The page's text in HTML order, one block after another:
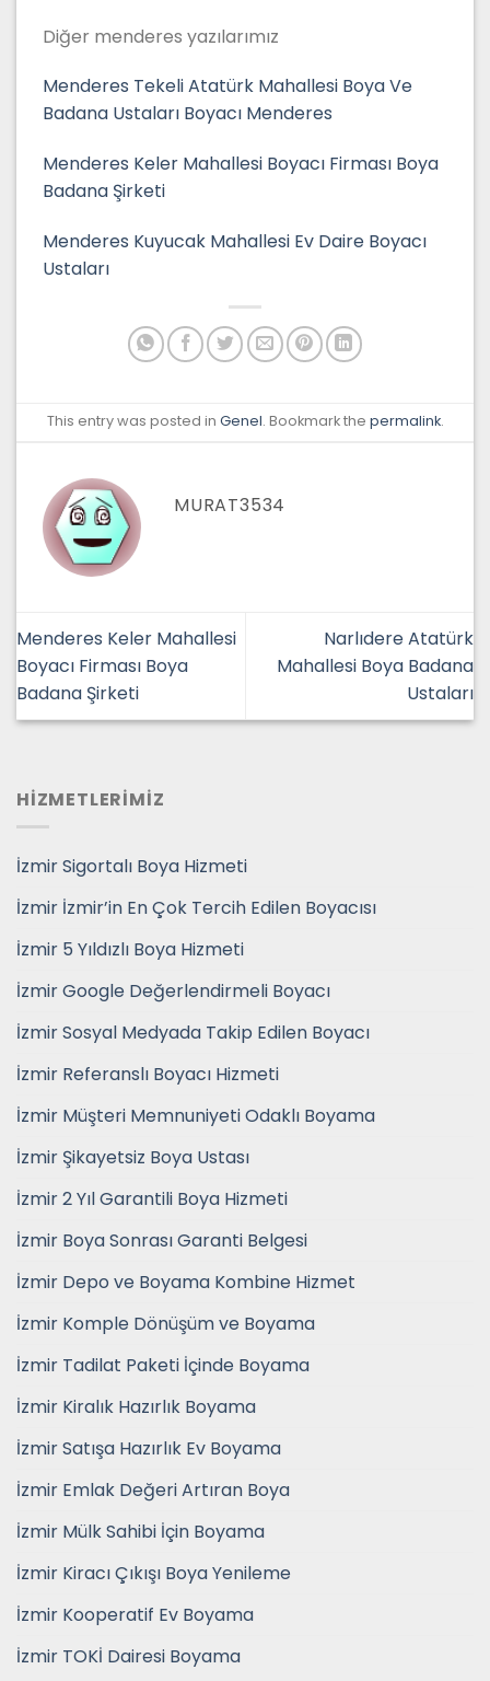
Diğer menderes yazılarımız
Menderes Tekeli Atatürk Mahallesi Boya Ve
Badana Ustaları Boyacı Menderes
Menderes Keler Mahallesi Boyacı Firması Boya
Badana Şirketi
Menderes Kuyucak Mahallesi Ev Daire Boyacı
Ustaları
This entry was posted in Genel. Bookmark the permalink.
MURAT3534
Menderes Keler Mahallesi
Boyacı Firması Boya
Badana Şirketi
Narlıdere Atatürk
Mahallesi Boya Badana
Ustaları
HİZMETLERİMİZ
İzmir Sigortalı Boya Hizmeti
İzmir İzmir’in En Çok Tercih Edilen Boyacısı
İzmir 5 Yıldızlı Boya Hizmeti
İzmir Google Değerlendirmeli Boyacı
İzmir Sosyal Medyada Takip Edilen Boyacı
İzmir Referanslı Boyacı Hizmeti
İzmir Müşteri Memnuniyeti Odaklı Boyama
İzmir Şikayetsiz Boya Ustası
İzmir 2 Yıl Garantili Boya Hizmeti
İzmir Boya Sonrası Garanti Belgesi
İzmir Depo ve Boyama Kombine Hizmet
İzmir Komple Dönüşüm ve Boyama
İzmir Tadilat Paketi İçinde Boyama
İzmir Kiralık Hazırlık Boyama
İzmir Satışa Hazırlık Ev Boyama
İzmir Emlak Değeri Artıran Boya
İzmir Mülk Sahibi İçin Boyama
İzmir Kiracı Çıkışı Boya Yenileme
İzmir Kooperatif Ev Boyama
İzmir TOKİ Dairesi Boyama